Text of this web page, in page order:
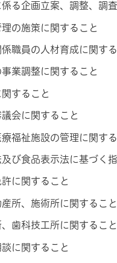
る企画立案、調整、調
の施策に関すること
職員の人材育成に関す
業調整に関すること
すること
会に関すること
福祉施設の管理に関す
び食品表示法に基づく
に関すること
所、施術所に関すること
歯科技工所に関すること
に関すること